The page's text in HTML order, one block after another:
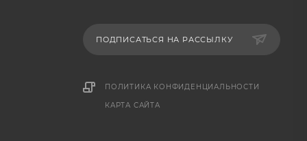
ПОДПИСАТЬСЯ НА РАССЫЛКУ
ПОЛИТИКА КОНФИДЕНЦИАЛЬНОСТИ
КАРТА САЙТА